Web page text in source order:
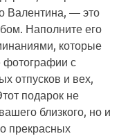
Валентина, — это
Наполните его
которые
фотографии с
отпусков и вех,
подарок не
близкого, но и
прекрасных